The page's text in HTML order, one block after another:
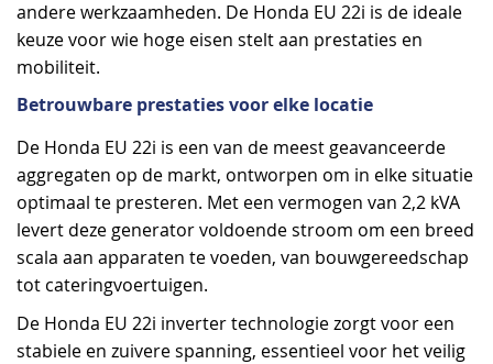
andere werkzaamheden. De Honda EU 22i is de ideale
keuze voor wie hoge eisen stelt aan prestaties en
mobiliteit.
Betrouwbare prestaties voor elke locatie
De Honda EU 22i is een van de meest geavanceerde
aggregaten op de markt, ontworpen om in elke situatie
optimaal te presteren. Met een vermogen van 2,2 kVA
levert deze generator voldoende stroom om een breed
scala aan apparaten te voeden, van bouwgereedschap
tot cateringvoertuigen.
De Honda EU 22i inverter technologie zorgt voor een
stabiele en zuivere spanning, essentieel voor het veilig